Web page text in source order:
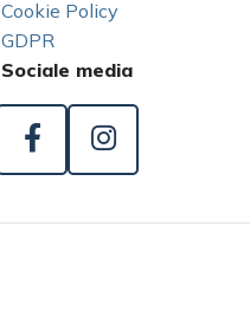
Cookie Policy
GDPR
Sociale media